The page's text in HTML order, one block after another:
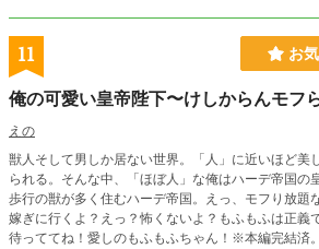
11 お
俺の可愛い皇帝陛下〜けしからんモフ
えの
獣人そして男しか居ない世界。「人」に近いほど美
られる。そんな中、「ほぼ人」な俺はハーデ帝国の
歩行の獣が多く住むハーデ帝国。えっ、モフり放題
嫁ぎに行くよ？えっ？怖くないよ？もふもふは正義
待っててね！愛しのもふもふちゃん！※本編完結済